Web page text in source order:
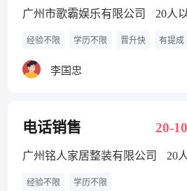
广州市歌霸娱乐有限公司 20人
经验不限 学历不限 晋升快 有提成
李国忠
电话销售 20-
广州铭人家居整装有限公司 20
经验不限 学历不限